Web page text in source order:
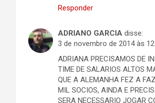
Responder
ADRIANO GARCIA disse:
3 de novembro de 2014 às
ADRIANA PRECISAMOS DE
TIME DE SALARIOS ALTOS
QUE A ALEMANHA FEZ A
MIL SOCIOS, AINDA E
SERA NECESSARIO JOGAR